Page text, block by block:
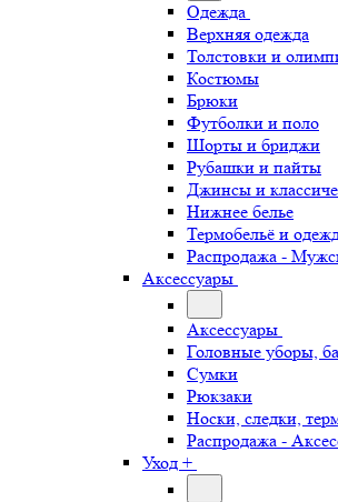
Одежда
Верхняя одежда
Толстовки и
Костюмы
Брюки
Футболки и поло
Шорты и бриджи
Рубашки и пайты
Джинсы и
Нижнее белье
Термобельё и
Распродажа -
Аксессуары
Аксессуары
Головные уборы,
Сумки
Рюкзаки
Носки, следки,
Распродажа -
Уход +